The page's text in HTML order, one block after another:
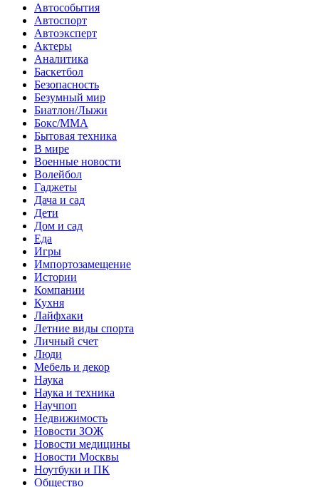
Автособытия
Автоспорт
Автоэксперт
Актеры
Аналитика
Баскетбол
Безопасность
Безумный мир
Биатлон/Лыжи
Бокс/MMA
Бытовая техника
В мире
Военные новости
Волейбол
Гаджеты
Дача и сад
Дети
Дом и сад
Еда
Игры
Импортозамещение
Истории
Компании
Кухня
Лайфхаки
Летние виды спорта
Личный счет
Люди
Мебель и декор
Наука
Наука и техника
Научпоп
Недвижимость
Новости ЗОЖ
Новости медицины
Новости Москвы
Ноутбуки и ПК
Общество